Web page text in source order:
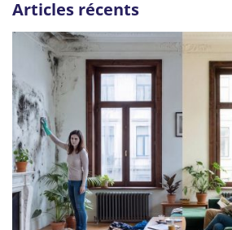
Articles récents